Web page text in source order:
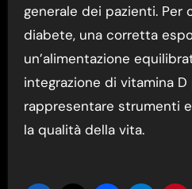
generale dei pazienti. Per
diabete, una corretta
un’alimentazione
integrazione di vitamina
rappresentare strumenti
la qualità della vita.